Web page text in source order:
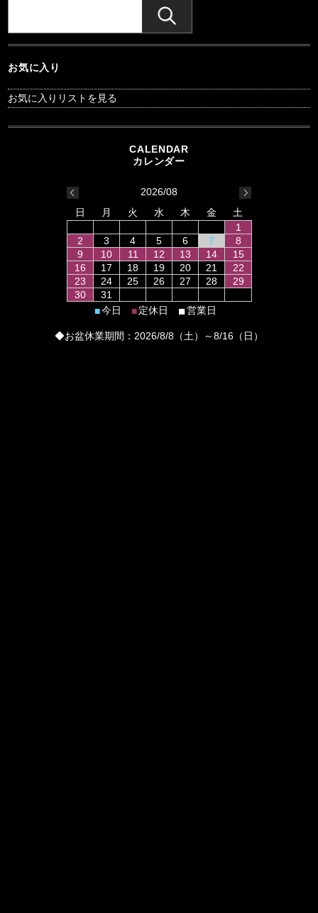
お気に入り
お気に入りリストを見る
2026/08
日
月 火 水 木 金
土
1
2
3 4 5 6 7
8
9
10 11 12 13 14
15
16
17 18 19 20 21
22
23
24 25 26 27 28
29
30
31
■今日 ■定休日 ■営業日
◆お盆休業期間：2026/8/8（土）～8/16（日）